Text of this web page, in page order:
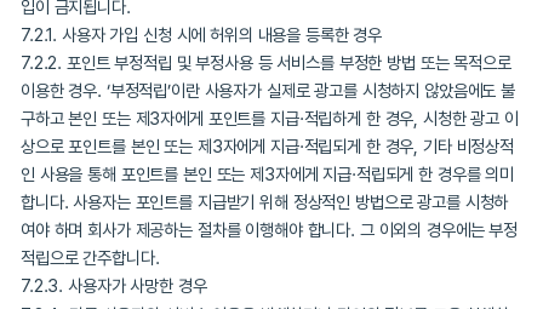
인할 수 없는 경우
6.5 사용자에게 제휴 포인트사의 포인트를 지급하는 경우, 회사는
통해 노출되는 광고를 관리하며, 제휴 포인트사의 포인트는 보상으
됩니다.
6.6 사용자에게 제휴 포인트사의 포인트를 지급하는 경우, 제휴 포
‘적립포인트’가 적립되며, 지급된 포인트는 제휴 포인트사의 포인트
과 만료기준을 따릅니다.
7. 이용계약의 해지, 자격상실 및 정지